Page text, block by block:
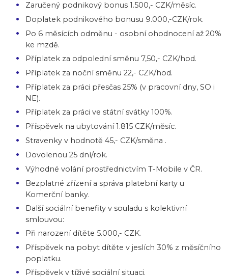
Zaručený podnikový bonus 1.500,- CZK/měsíc.
Doplatek podnikového bonusu 9.000,-CZK/rok.
Po 6 měsících odměnu - osobní ohodnocení až 20%
ke mzdě.
Příplatek za odpolední směnu 7,50,- CZK/hod.
Příplatek za noční směnu 22,- CZK/hod.
Příplatek za práci přesčas 25% (v pracovní dny, SO i
NE).
Příplatek za práci ve státní svátky 100%.
Příspěvek na ubytování 1.815 CZK/měsíc.
Stravenky v hodnotě 45,- CZK/směna .
Dovolenou 25 dní/rok.
Výhodné volání prostřednictvím T-Mobile v ČR.
Bezplatné zřízení a správa platební karty u
Komerční banky.
Další sociální benefity v souladu s kolektivní
smlouvou:
Při narození dítěte 5.000,- CZK.
Příspěvek na pobyt dítěte v jeslích 30% z měsíčního
poplatku.
Příspěvek v tíživé sociální situaci.